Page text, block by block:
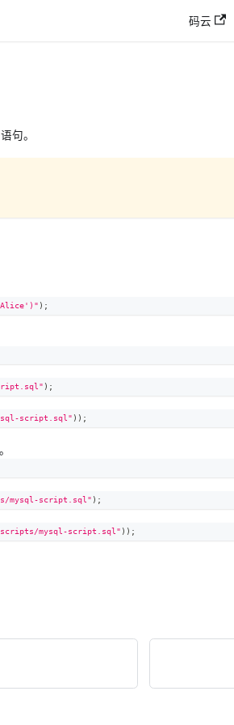
码云
句。
) ;
) ;
script.sql" ) ) ;
mysql-script.sql" ) ;
scripts/mysql-script.sql" ) ) ;